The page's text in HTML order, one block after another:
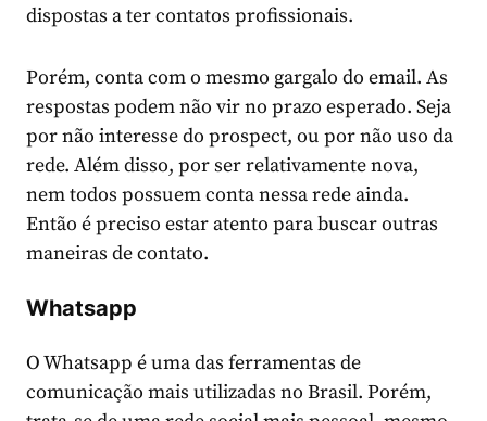
dispostas a ter contatos profissionais.
Porém, conta com o mesmo gargalo do email. As
respostas podem não vir no prazo esperado. Seja
por não interesse do prospect, ou por não uso da
rede. Além disso, por ser relativamente nova,
nem todos possuem conta nessa rede ainda.
Então é preciso estar atento para buscar outras
maneiras de contato.
Whatsapp
O Whatsapp é uma das ferramentas de
comunicação mais utilizadas no Brasil. Porém,